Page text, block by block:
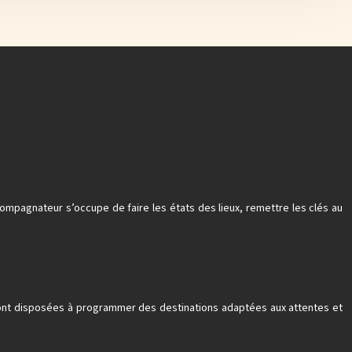
s’occupe de faire les états des lieux, remettre les clés au
disposées à programmer des destinations adaptées aux attentes et